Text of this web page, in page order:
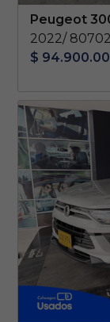
Peugeot
2022/
$